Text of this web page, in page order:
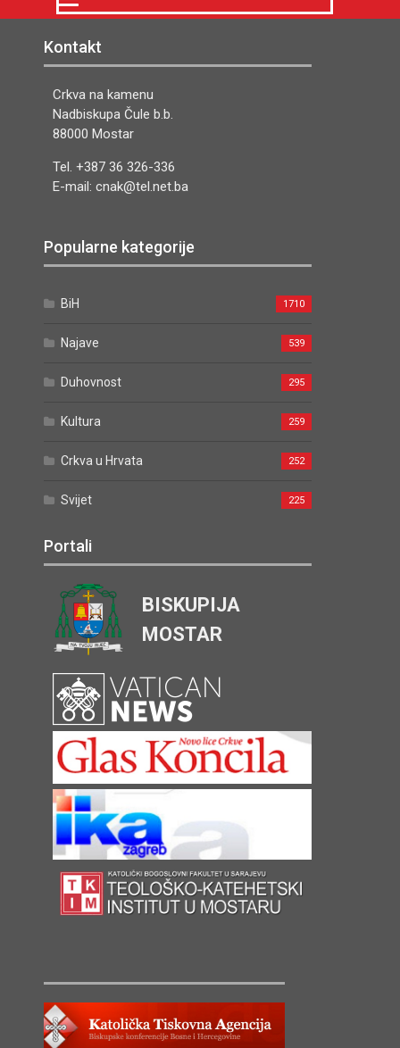
Kontakt
Crkva na kamenu
Nadbiskupa Čule b.b.
88000 Mostar
Tel. +387 36 326-336
E-mail: cnak@tel.net.ba
Popularne kategorije
BiH 1710
Najave 539
Duhovnost 295
Kultura 259
Crkva u Hrvata 252
Svijet 225
Portali
BISKUPIJA
MOSTAR